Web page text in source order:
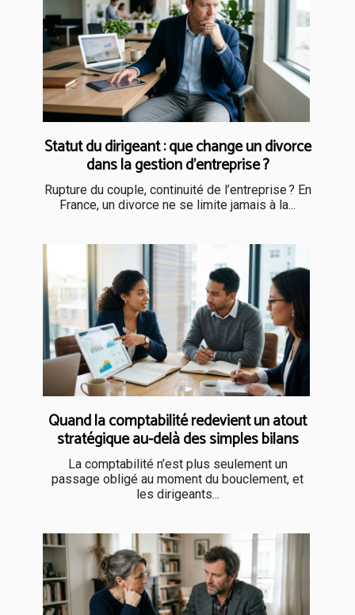
Statut du dirigeant : que change un divorce
dans la gestion d’entreprise ?
Rupture du couple, continuité de l’entreprise ? En
France, un divorce ne se limite jamais à la...
Quand la comptabilité redevient un atout
stratégique au-delà des simples bilans
La comptabilité n’est plus seulement un
passage obligé au moment du bouclement, et
les dirigeants...